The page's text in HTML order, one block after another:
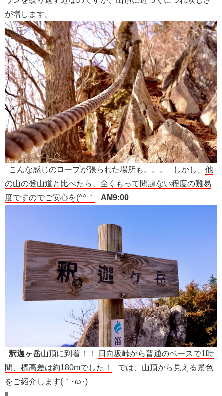
が増します。
こんな感じのロープが張られた場所も。。。 しかし、 他
の山の登山道と比べたら、全くもって問題ない程度の難易
度ですのでご安心を(^^｀
AM9:00
釈迦ヶ岳山頂に到着！！
日向坂峠から普通のペースで1時
間、標高差は約180mでした！
では、山頂から見える景色
をご紹介します(｀･ω･)